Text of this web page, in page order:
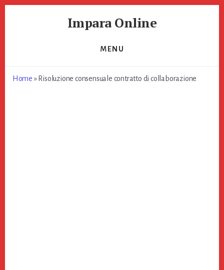
Impara Online
MENU
Home » Risoluzione consensuale contratto di collaborazione​